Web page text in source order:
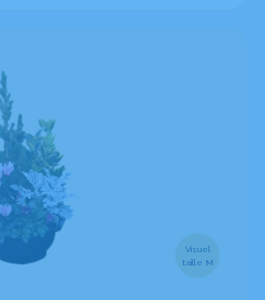
Visuel
taille M